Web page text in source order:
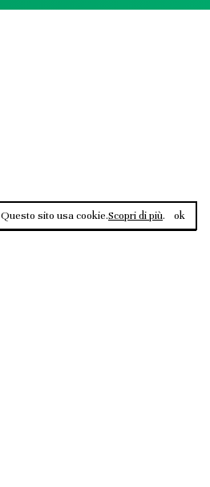
Questo sito usa cookie.Scopri di più. ok